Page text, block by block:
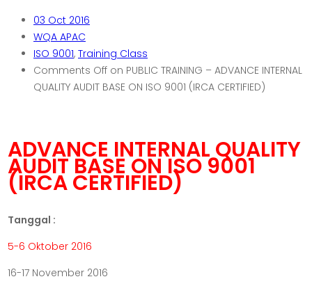
03 Oct 2016
WQA APAC
ISO 9001, Training Class
Comments Off on PUBLIC TRAINING – ADVANCE INTERNAL
QUALITY AUDIT BASE ON ISO 9001 (IRCA CERTIFIED)
ADVANCE INTERNAL QUALITY
AUDIT BASE ON ISO 9001
(IRCA CERTIFIED)
Tanggal :
5-6 Oktober 2016
16-17 November 2016